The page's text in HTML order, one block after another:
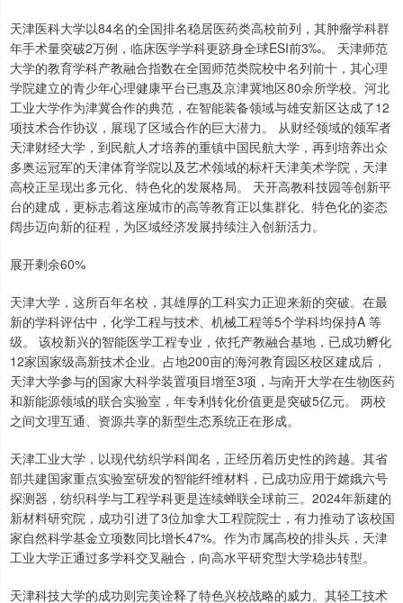
天津医科大学以84名的全国排名稳居医药类高校前列，其肿瘤学科群
年手术量突破2万例，临床医学学科更跻身全球ESI前3‰。 天津师范
大学的教育学科产教融合指数在全国师范类院校中名列前十，其心理
学院建立的青少年心理健康平台已惠及京津冀地区80余所学校。河北
工业大学作为津冀合作的典范，在智能装备领域与雄安新区达成了12
项技术合作协议，展现了区域合作的巨大潜力。 从财经领域的领军者
天津财经大学，到民航人才培养的重镇中国民航大学，再到培养出众
多奥运冠军的天津体育学院以及艺术领域的标杆天津美术学院，天津
高校正呈现出多元化、特色化的发展格局。 天开高教科技园等创新平
台的建成，更标志着这座城市的高等教育正以集群化、特色化的姿态
阔步迈向新的征程，为区域经济发展持续注入创新活力。
展开剩余60%
天津大学，这所百年名校，其雄厚的工科实力正迎来新的突破。在最
新的学科评估中，化学工程与技术、机械工程等5个学科均保持A 等
级。 该校新兴的智能医学工程专业，依托产教融合基地，已成功孵化
12家国家级高新技术企业。占地200亩的海河教育园区校区建成后，
天津大学参与的国家大科学装置项目增至3项，与南开大学在生物医药
和新能源领域的联合实验室，年专利转化价值更是突破5亿元。 两校
之间文理互通、资源共享的新型生态系统正在形成。
天津工业大学，以现代纺织学科闻名，正经历着历史性的跨越。其省
部共建国家重点实验室研发的智能纤维材料，已成功应用于嫦娥六号
探测器，纺织科学与工程学科更是连续蝉联全球前三。2024年新建的
新材料研究院，成功引进了3位加拿大工程院院士，有力推动了该校国
家自然科学基金立项数同比增长47%。作为市属高校的排头兵，天津
工业大学正通过多学科交叉融合，向高水平研究型大学稳步转型。
天津科技大学的成功则完美诠释了特色兴校战略的威力。其轻工技术